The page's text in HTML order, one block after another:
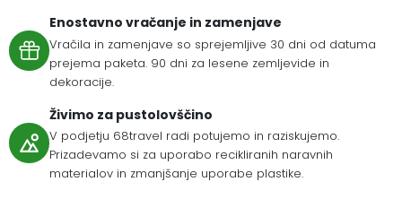
Enostavno vračanje in zamenjave
Vračila in zamenjave so sprejemljive 30 dni od datuma
prejema paketa. 90 dni za lesene zemljevide in
dekoracije.
Živimo za pustolovščino
V podjetju 68travel radi potujemo in raziskujemo.
Prizadevamo si za uporabo recikliranih naravnih
materialov in zmanjšanje uporabe plastike.